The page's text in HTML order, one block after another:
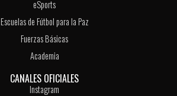
eSports
Escuelas de Fútbol para la Paz
Fuerzas Básicas
Academia
CANALES OFICIALES
Instagram